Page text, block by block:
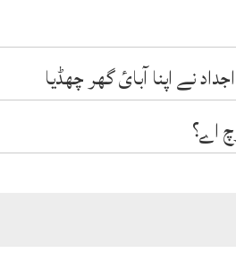
نے اپنا آبائ گھر چھڈیا
اے؟